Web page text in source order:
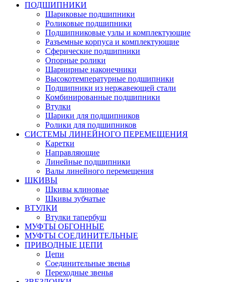
ПОДШИПНИКИ
Шариковые подшипники
Роликовые подшипники
Подшипниковые узлы и комплектующие
Разъемные корпуса и комплектующие
Сферические подшипники
Опорные ролики
Шарнирные наконечники
Высокотемпературные подшипники
Подшипники из нержавеющей стали
Комбинированные подшипники
Втулки
Шарики для подшипников
Ролики для подшипников
СИСТЕМЫ ЛИНЕЙНОГО ПЕРЕМЕЩЕНИЯ
Каретки
Направляющие
Линейные подшипники
Валы линейного перемещения
ШКИВЫ
Шкивы клиновые
Шкивы зубчатые
ВТУЛКИ
Втулки тапербуш
МУФТЫ ОБГОННЫЕ
МУФТЫ СОЕДИНИТЕЛЬНЫЕ
ПРИВОДНЫЕ ЦЕПИ
Цепи
Соединительные звенья
Переходные звенья